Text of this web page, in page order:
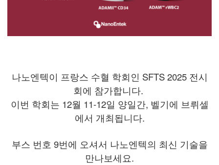
나노엔텍이 프랑스 수혈 학회인 SFTS 2025 전시
회에 참가합니다.
이번 학회는 12월 11-12일 양일간, 벨기에 브뤼셀
에서 개최됩니다.
부스 번호 9번에 오셔서 나노엔텍의 최신 기술을
만나보세요.